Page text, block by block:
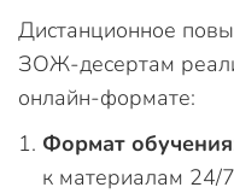
Дистанционное
ЗОЖ-десертам
онлайн-формате:
Формат обучения
к материалам 24/